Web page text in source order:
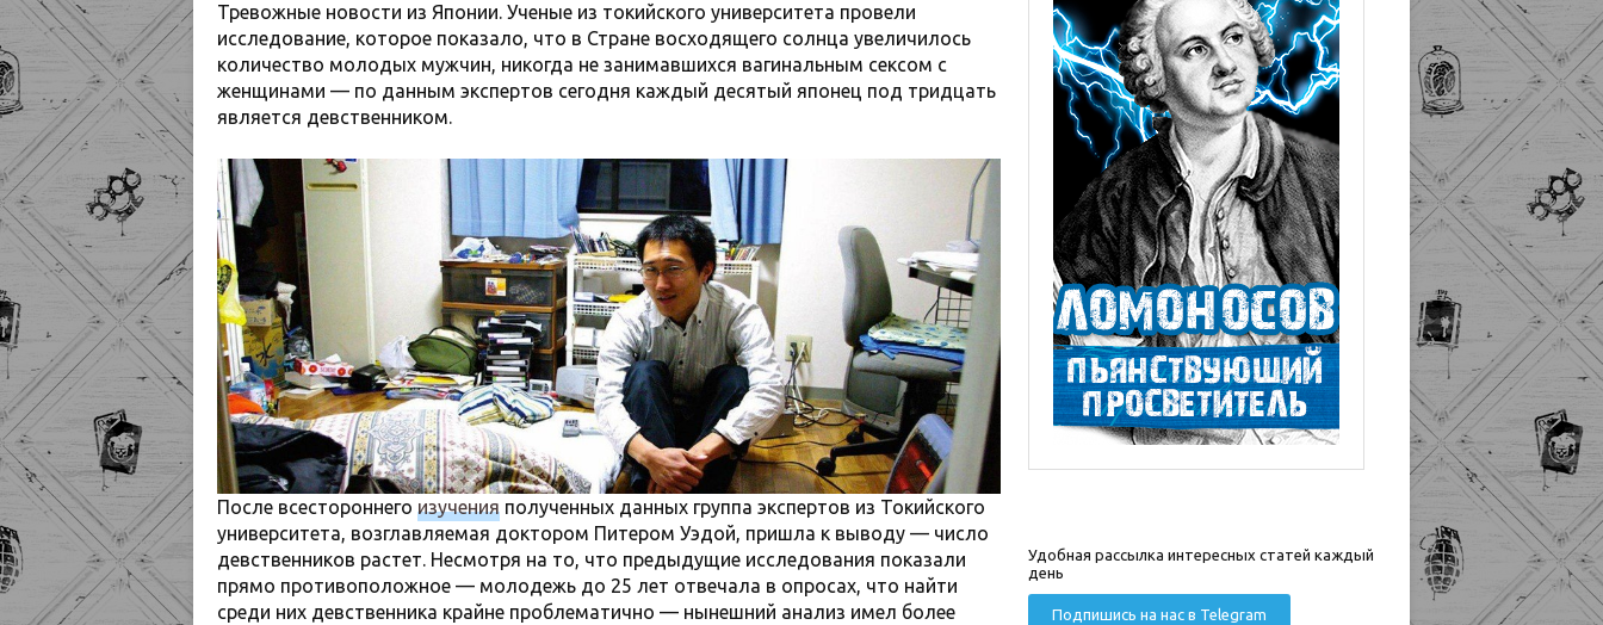
Тревожные новости из Японии. Ученые из токийского университета провели
исследование, которое показало, что в Стране восходящего солнца увеличилось
количество молодых мужчин, никогда не занимавшихся вагинальным сексом с
женщинами — по данным экспертов сегодня каждый десятый японец под тридцать
является девственником.
После всестороннего изучения полученных данных группа экспертов из Токийского
университета, возглавляемая доктором Питером Уэдой, пришла к выводу — число
девственников растет. Несмотря на то, что предыдущие исследования показали
прямо противоположное — молодежь до 25 лет отвечала в опросах, что найти
среди них девственника крайне проблематично — нынешний анализ имел более
Удобная рассылка интересных статей каждый
день
Подпишись на нас в Telegram